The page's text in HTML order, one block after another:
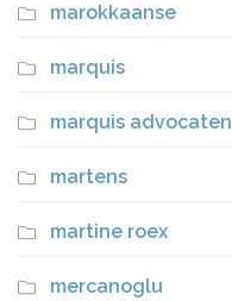
marokkaanse
marquis
marquis advocaten
martens
martine roex
mercanoglu